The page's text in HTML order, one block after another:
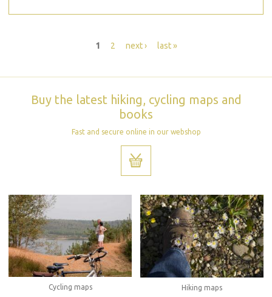
1 2 next › last »
Buy the latest hiking, cycling maps and
books
Fast and secure online in our webshop
Cycling maps Hiking maps